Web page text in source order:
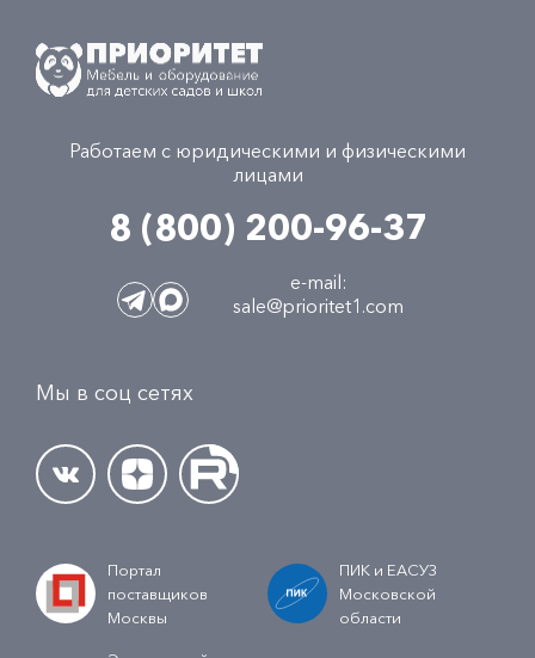
Работаем с юридическими и физическими
лицами
8 (800) 200-96-37
e-mail:
sale@prioritet1.com
Мы в соц сетях
Портал
поставщиков
Москвы
ПИК и ЕАСУЗ
Московской
области